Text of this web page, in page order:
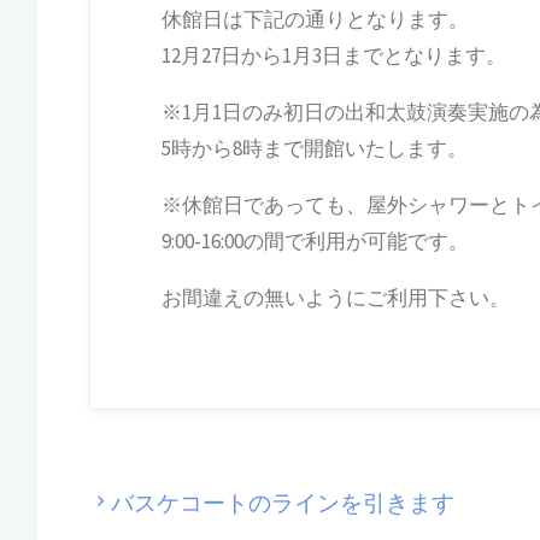
休館日は下記の通りとなります。
12月27日から1月3日までとなります。
※1月1日のみ初日の出和太鼓演奏実施の
5時から8時まで開館いたします。
※休館日であっても、屋外シャワーとト
9:00-16:00の間で利用が可能です。
お間違えの無いようにご利用下さい。
バスケコートのラインを引きます